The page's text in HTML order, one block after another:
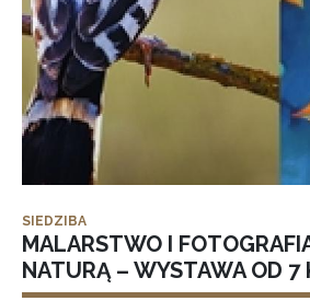
SIEDZIBA
MALARSTWO I
NATURĄ – WYSTAWA OD 7